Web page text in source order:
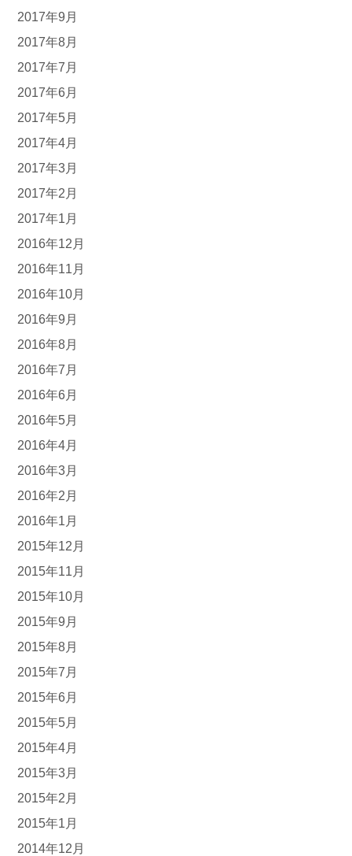
2017年9月
2017年8月
2017年7月
2017年6月
2017年5月
2017年4月
2017年3月
2017年2月
2017年1月
2016年12月
2016年11月
2016年10月
2016年9月
2016年8月
2016年7月
2016年6月
2016年5月
2016年4月
2016年3月
2016年2月
2016年1月
2015年12月
2015年11月
2015年10月
2015年9月
2015年8月
2015年7月
2015年6月
2015年5月
2015年4月
2015年3月
2015年2月
2015年1月
2014年12月